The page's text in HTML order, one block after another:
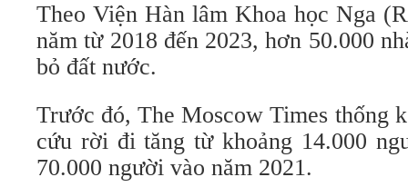
Theo Viện Hàn lâm Khoa học Nga
năm từ 2018 đến 2023, hơn 50.000
bỏ đất nước.
Trước đó, The Moscow Times thống
cứu rời đi tăng từ khoảng 14.000
70.000 người vào năm 2021.